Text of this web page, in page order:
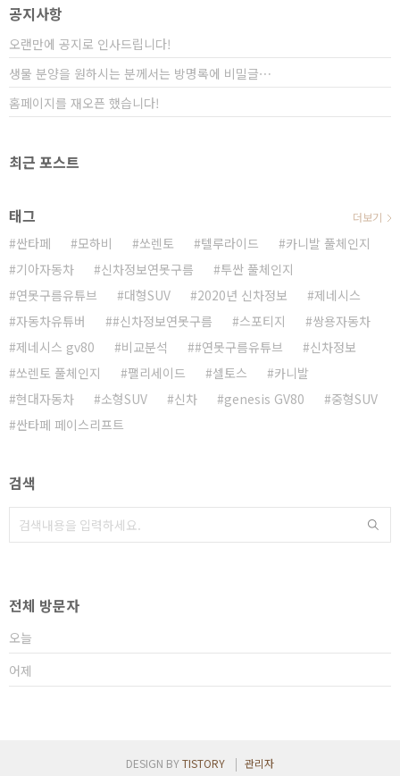
데, 이번 달 중순인 4월 15일에 글로벌에..
공지사항
오랜만에 공지로 인사드립니다!
생물 분양을 원하시는 분께서는 방명록에 비밀글⋯
홈페이지를 재오픈 했습니다!
최근 포스트
태그
싼타페 모하비 쏘렌토 텔루라이드
카니발 풀체인지
기아자동차
신차정보연못구름
투싼 풀체인지
연못구름유튜브
대형SUV 2020년 신차정보
제네시스
자동차유튜버
#신차정보연못구름 스포티지
쌍용자동차
제네시스 gv80
비교분석 #연못구름유튜브
신차정보
쏘렌토 풀체인지
팰리세이드 셀토스
카니발
현대자동차
소형SUV 신차 genesis GV80
중형SUV
싼타페 페이스리프트
더보기
검색
전체 방문자
오늘
어제
DESIGN BYTISTORY 관리자